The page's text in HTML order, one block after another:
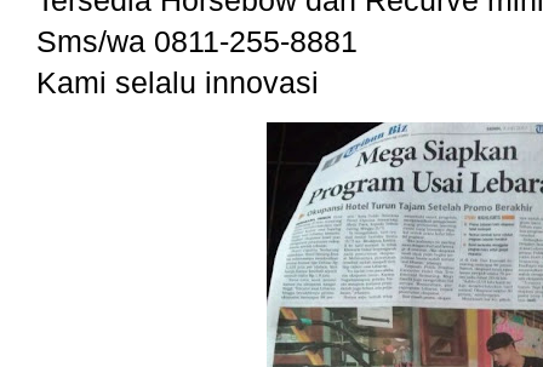
Sms/wa 0811-255-8881
Kami selalu innovasi